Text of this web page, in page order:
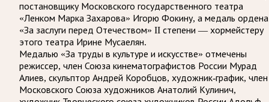
постановщику Московского государственного театра
«Ленком Марка Захарова» Игорю Фокину, а медаль ордена
«За заслуги перед Отечеством» II степени — хормейстеру
этого театра Ирине Мусаелян.
Медалью «За труды в культуре и искусстве» отмечены
режиссер, член Союза кинематографистов России Мурад
Алиев, скульптор Андрей Коробцов, художник-график, член
Московского Союза художников Анатолий Кулинич,